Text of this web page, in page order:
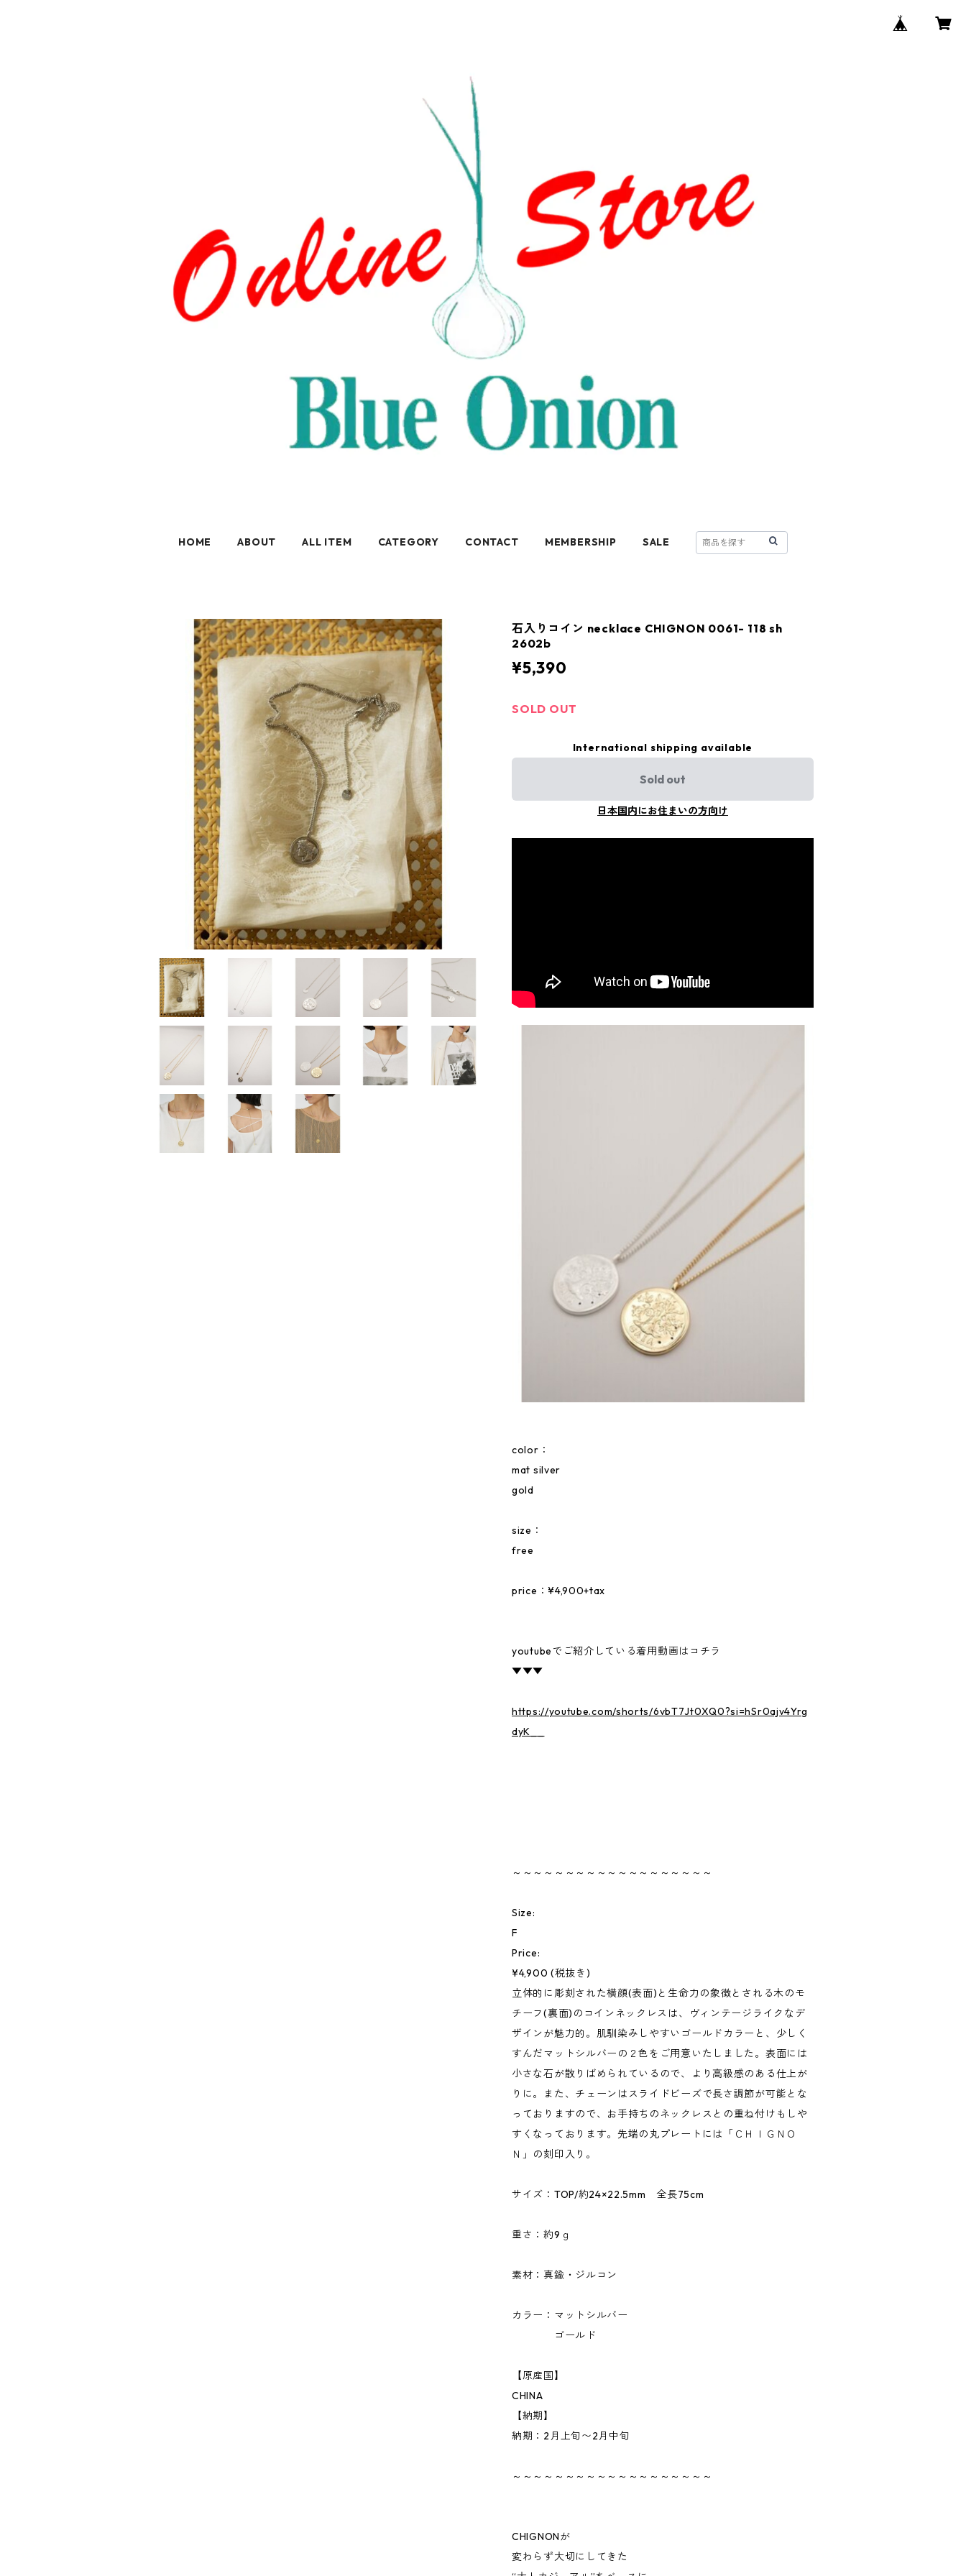
HOME ABOUT ALL ITEM CATEGORY CONTACT MEMBERSHIP SALE
石入りコイン necklace CHIGNON 0061- 118 sh
2602b
¥5,390
SOLD OUT
International shipping available
Sold out
日本国内にお住まいの方向け
color：
mat silver
gold
size：
free
price：¥4,900+tax
youtubeでご紹介している着用動画はコチラ
▼▼▼
https://youtube.com/shorts/6vbT7Jt0XQ0?si=hSr0ajv4Yrg
dyK__
～～～～～～～～～～～～～～～～～～～
Size:
F
Price:
¥4,900 (税抜き)
立体的に彫刻された横顔(表面)と生命力の象徴とされる木のモ
チーフ(裏面)のコインネックレスは、ヴィンテージライクなデ
ザインが魅力的。肌馴染みしやすいゴールドカラーと、少しく
すんだマットシルバーの２色をご用意いたしました。表面には
小さな石が散りばめられているので、より高級感のある仕上が
りに。また、チェーンはスライドビーズで長さ調節が可能とな
っておりますので、お手持ちのネックレスとの重ね付けもしや
すくなっております。先端の丸プレートには「ＣＨＩＧＮＯ
Ｎ」の刻印入り。
サイズ：TOP/約24×22.5mm 全長75cm
重さ：約9ｇ
素材：真鍮・ジルコン
カラー：マットシルバー
ゴールド
【原産国】
CHINA
【納期】
納期：2月上旬〜2月中旬
～～～～～～～～～～～～～～～～～～～
CHIGNONが
変わらず大切にしてきた